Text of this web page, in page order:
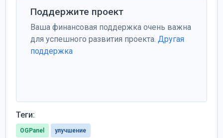
Поддержите проект
Ваша финансовая поддержка очень важна
для успешного развития проекта.Другая
поддержка
Теги:
OGPanel улучшение